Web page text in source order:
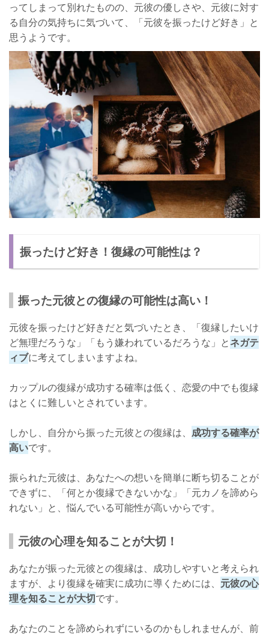
ってしまって別れたものの、元彼の優しさや、元彼に対す
る自分の気持ちに気づいて、「元彼を振ったけど好き」と
思うようです。
振ったけど好き！復縁の可能性は？
振った元彼との復縁の可能性は高い！
元彼を振ったけど好きだと気づいたとき、「復縁したいけ
ど無理だろうな」「もう嫌われているだろうな」とネガテ
ィブに考えてしまいますよね。
カップルの復縁が成功する確率は低く、恋愛の中でも復縁
はとくに難しいとされています。
しかし、自分から振った元彼との復縁は、 成功する確率が
高いです。
振られた元彼は、あなたへの想いを簡単に断ち切ることが
できずに、「何とか復縁できないかな」「元カノを諦めら
れない」と、悩んでいる可能性が高いからです。
元彼の心理を知ることが大切！
あなたが振った元彼との復縁は、成功しやすいと考えられ
ますが、より復縁を確実に成功に導くためには、 元彼の心
理を知ることが大切です。
あなたのことを諦められずにいるのかもしれませんが、前